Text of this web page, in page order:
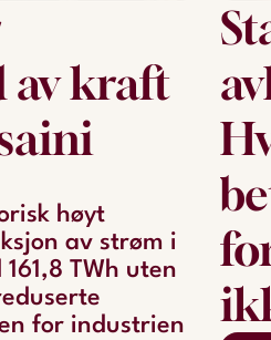
av kraft
høyt
av strøm i
TWh uten
for industrien